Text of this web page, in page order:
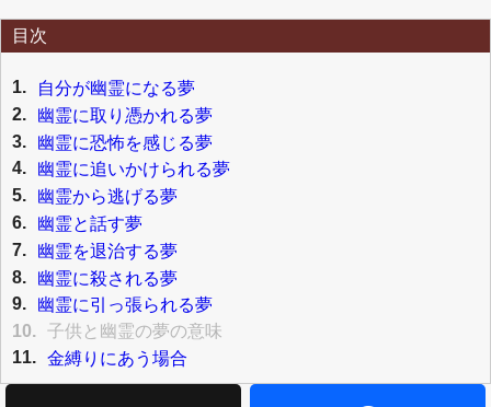
目次
1.
自分が幽霊になる夢
2.
幽霊に取り憑かれる夢
3.
幽霊に恐怖を感じる夢
4.
幽霊に追いかけられる夢
5.
幽霊から逃げる夢
6.
幽霊と話す夢
7.
幽霊を退治する夢
8.
幽霊に殺される夢
9.
幽霊に引っ張られる夢
10.
子供と幽霊の夢の意味
11. 金縛りにあう場合